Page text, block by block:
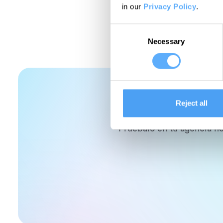
in our Privacy Policy.
Necessary
Reject all
El
Pruébalo en tu agencia